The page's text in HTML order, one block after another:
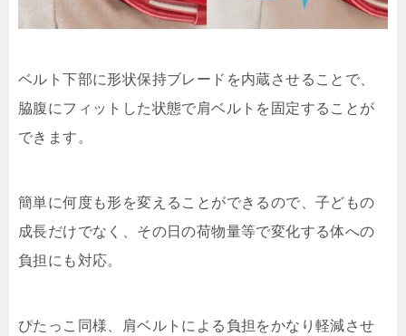
ベルト下部に形状保持ブレードを内蔵させることで、
脇腹にフィットした状態で肩ベルトを固定することが
できます。
簡単に何度も形を変えることができるので、子どもの
成長だけでなく、その日の荷物量等で変化する体への
負担にも対応。
ぴたっこ同様、肩ベルトによる負担をかなり軽減させ